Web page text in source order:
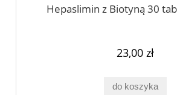
Hepaslimin z Biotyną 30
23,00 zł
do koszyka